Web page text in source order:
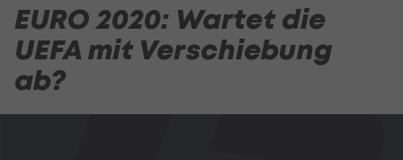
EURO 2020: Wartet die
UEFA mit Verschiebung
ab?